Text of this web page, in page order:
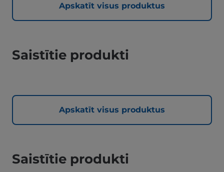
Apskatīt visus produktus
Saistītie produkti
Apskatīt visus produktus
Saistītie produkti